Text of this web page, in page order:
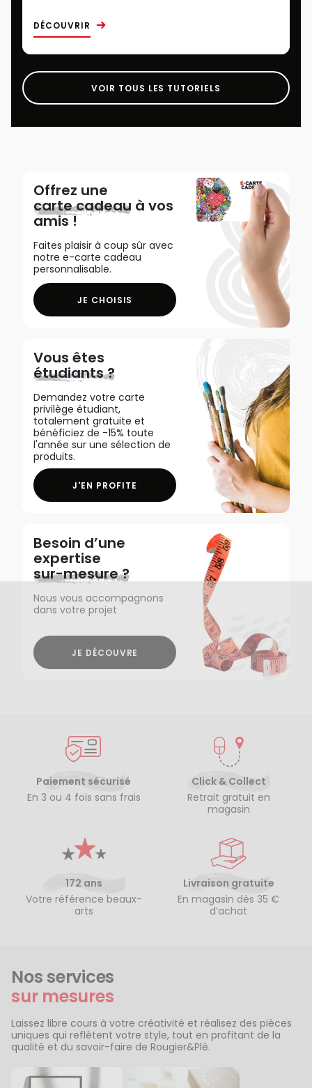
DÉCOUVRIR
VOIR TOUS LES TUTORIELS
Offrez une
carte cadeau à vos
amis !
Faites plaisir à coup sûr avec
notre e-carte cadeau
personnalisable.
JE CHOISIS
Vous êtes
étudiants ?
Demandez votre carte
privilège étudiant,
totalement gratuite et
bénéficiez de -15% toute
l'année sur une sélection de
produits.
J'EN PROFITE
Besoin d’une
expertise
sur-mesure ?
Nous vous accompagnons
dans votre projet
JE DÉCOUVRE
Paiement sécurisé
En 3 ou 4 fois sans frais
Click & Collect
Retrait gratuit en
magasin
172 ans
Votre référence beaux-
arts
Livraison gratuite
En magasin dès 35 €
d’achat
Nos services
sur mesures
Laissez libre cours à votre créativité et réalisez des pièces
uniques qui reflètent votre style, tout en profitant de la
qualité et du savoir-faire de Rougier&Plé.